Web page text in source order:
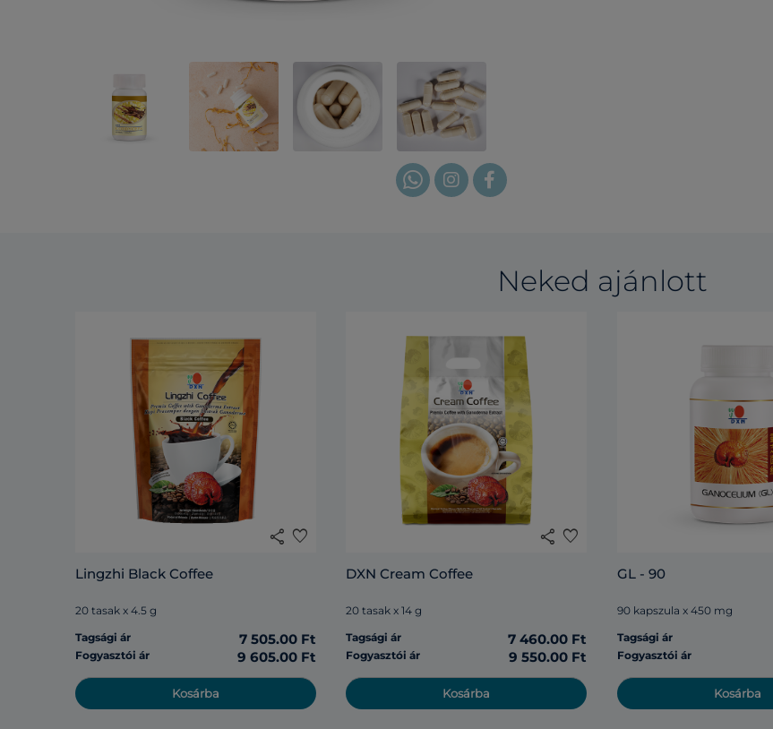
Neked ajánlott
share favorite
Lingzhi Black Coffee
20 tasak x 4.5 g
Tagsági ár
7 505.00 Ft
Fogyasztói ár 9 605.00 Ft
Kosárba
share favorite
DXN Cream Coffee
20 tasak x 14 g
Tagsági ár
7 460.00 Ft
Fogyasztói ár 9 550.00 Ft
Kosárba
GL - 90
90 kapszula x 450 mg
Tagsági ár
Fogyasztói ár
Kosárba